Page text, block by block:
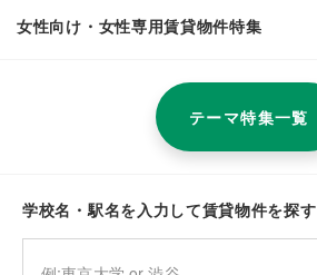
女性向け・女性専用賃貸物件特集
テーマ特集一覧
学校名・駅名を入力して賃貸物件を探す